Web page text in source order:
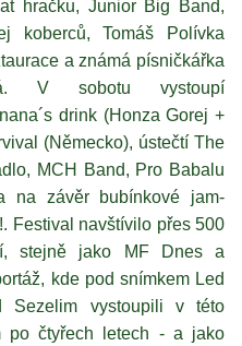
hračku, Junior Big Band,
koberců, Tomáš Polívka
a známá písničkářka
V sobotu vystoupí
drink (Honza Gorej +
(Německo), ústečtí The
MCH Band, Pro Babalu
na závěr bubínkové jam-
Festival navštívilo přes 500
stejně jako MF Dnes a
kde pod snímkem Led
Sezelim vystoupili v této
po čtyřech letech - a jako